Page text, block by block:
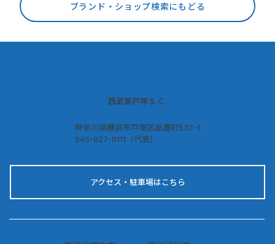
ブランド・ショップ検索にもどる
神奈川県横浜市戸塚区品濃町537-1
045-827-0111（代表）
西武東戸塚Ｓ.Ｃ.
アクセス・駐車場はこちら